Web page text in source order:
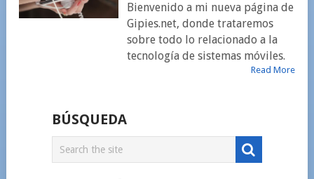
Bienvenido a mi nueva página de
Gipies.net, donde trataremos
sobre todo lo relacionado a la
tecnología de sistemas móviles.
Read More
BÚSQUEDA